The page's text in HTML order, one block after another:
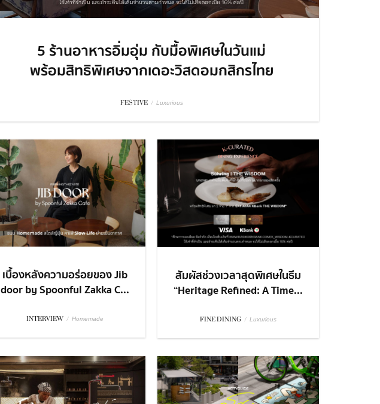
5 ร้านอาหารอิ่มอุ่ม กับมื้อพิเศษในวันแม่
พร้อมสิทธิพิเศษจากเดอะวิสดอมกสิกรไทย
FESTIVE / Luxurious
เบื้องหลังความอร่อยของ Jib
door by Spoonful Zakka C...
INTERVIEW / Homemade
สัมผัสช่วงเวลาสุดพิเศษในธีม
“Heritage Refined: A Time...
FINE DINING / Luxurious